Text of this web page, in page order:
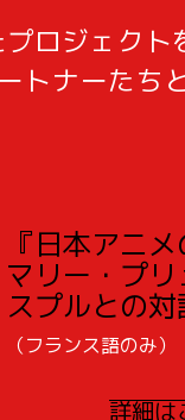
ロジェクト
トナーたち
『日本アニ
マリー・プ
スプルとの対
（フランス語のみ）
詳細は